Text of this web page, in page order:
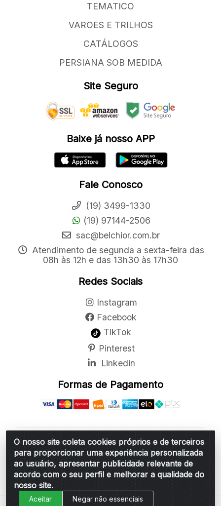
O nosso site coleta cookies próprios e de terceiros
para proporcionar uma experiência personalizada
ao usuário, apresentar publicidade relevante de
acordo com o seu perfil e melhorar a qualidade do
nosso site.
Aceitar Negar não essenciais
TEMATICO
VAROES E TRILHOS
CATÁLOGOS
PERSIANA SOB MEDIDA
Site Seguro
Baixe já nosso APP
Fale Conosco
(19) 3499-1330
(19) 97144-2506
sac@belchior.com.br
Atendimento de segunda a sexta-feira das
08h às 12h e das 13h30 às 17h30
Redes Sociais
Instagram
Facebook
TikTok
Pinterest
Linkedin
Formas de Pagamento
Belchior Cortinas e Acessórios LTDA - R: Rua
Vereador Sérgio Leopoldino Alves, 876 - Santa
Bárbara d'Oeste/SP - CEP 13.456-166 - CNPJ
06.314.073/0001-34